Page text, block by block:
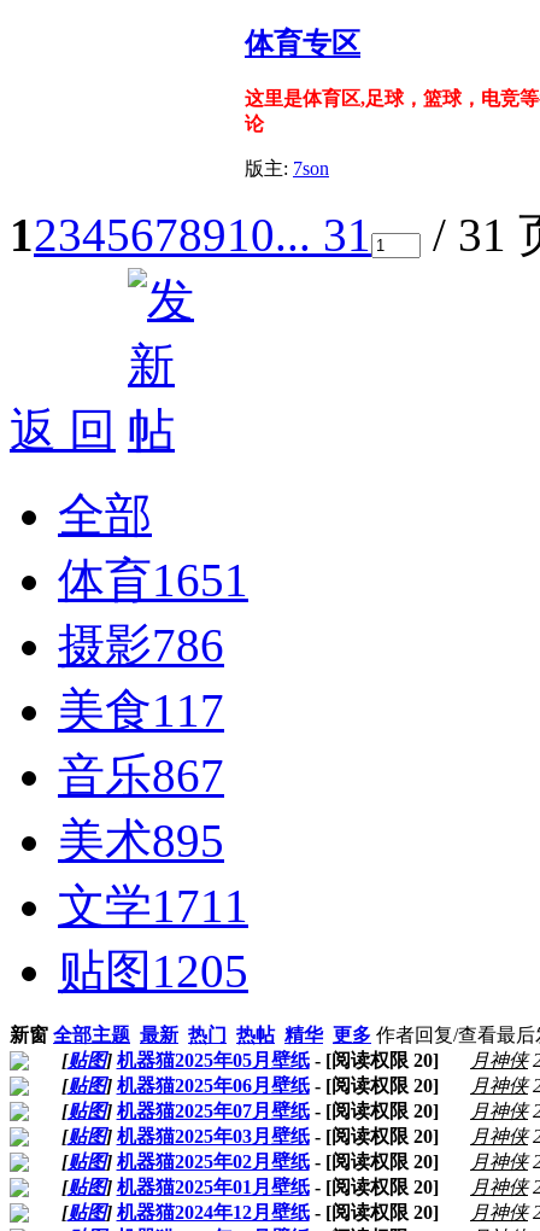
体育专区
这里是体育区,足球，篮球，电竞
论
版主: 7son
12345678910... 31 / 31
返 回
全部
体育1651
摄影786
美食117
音乐867
美术895
文学1711
贴图 1205
新窗 全部主题 最新 热门 热帖 精华 更多 作者回复/查看最后
[贴图] 机器猫2025年05月壁纸- [阅读权限 20] 月神侠
[贴图] 机器猫2025年06月壁纸- [阅读权限 20] 月神侠
[贴图] 机器猫2025年07月壁纸- [阅读权限 20] 月神侠
[贴图] 机器猫2025年03月壁纸- [阅读权限 20] 月神侠
[贴图] 机器猫2025年02月壁纸- [阅读权限 20] 月神侠
[贴图] 机器猫2025年01月壁纸- [阅读权限 20] 月神侠
[贴图] 机器猫2024年12月壁纸- [阅读权限 20] 月神侠